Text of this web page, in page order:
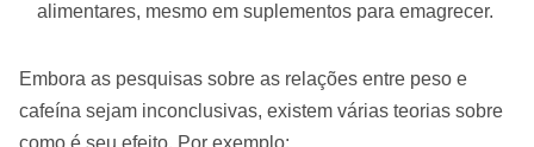
alimentares, mesmo em suplementos para emagrecer.
Embora as pesquisas sobre as relações entre peso e
cafeína sejam inconclusivas, existem várias teorias sobre